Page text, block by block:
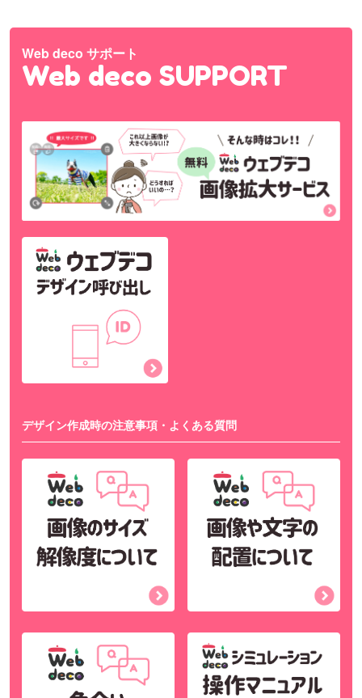
Web deco サポート
Web deco SUPPORT
デザイン作成時の注意事項・よくある質問